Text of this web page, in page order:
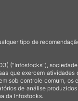
tipo de
("Infostocks"),
que exercem
sob controle comum,
de análise
da Infostocks.